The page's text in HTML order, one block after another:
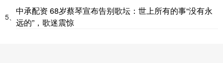
5、
中承配资 68岁蔡琴宣布告别歌坛：世上所有的事“没有永
远的”，歌迷震惊